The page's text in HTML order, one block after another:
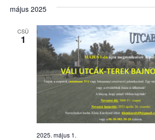
május 2025
CSÜ
1
2025. május 1.